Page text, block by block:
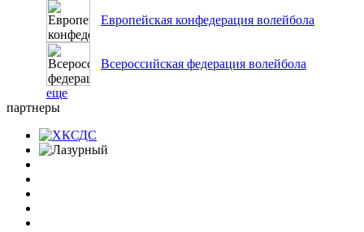
Европейская конфедерация волейбола
Всероссийская федерация волейбола
еще
партнеры